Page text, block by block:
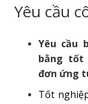
Yêu cầu
Yêu cầu
bằng tốt
đơn ứng
Tốt